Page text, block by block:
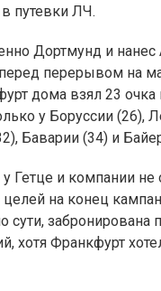
путевки ЛЧ.
Дортмунд и нанес
перерывом на
дома взял 23 очка
у Боруссии (26),
Баварии (34) и
Гетце и компании не
на конец
сути, забронирована
хотя Франкфурт